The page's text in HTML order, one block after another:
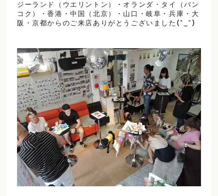
ジーランド（ウエリントン）・オランダ・タイ（バン
コク）・香港・中国（北京）・山口・岐阜・兵庫・大
阪・京都からのご来店ありがとうございました(^_^)